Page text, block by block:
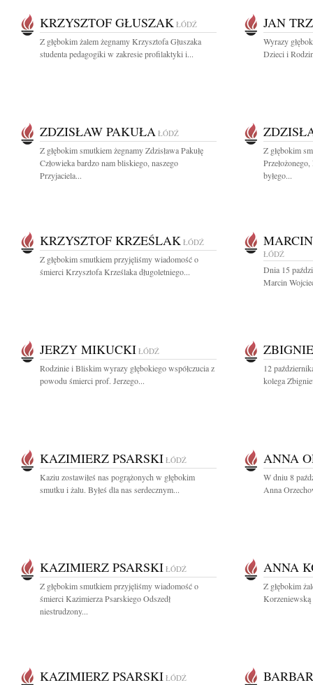
KRZYSZTOF GŁUSZAK ŁÓDŹ
Z głębokim żalem żegnamy Krzysztofa Głuszaka
studenta pedagogiki w zakresie profilaktyki i...
JAN
Wyrazy
Dzieci i
ZDZISŁAW PAKUŁA ŁÓDŹ
Z głębokim smutkiem żegnamy Zdzisława Pakułę
Człowieka bardzo nam bliskiego, naszego
Przyjaciela...
Z głębokim
byłego...
KRZYSZTOF KRZEŚLAK ŁÓDŹ
Z głębokim smutkiem przyjęliśmy wiadomość o
śmierci Krzysztofa Krześlaka długoletniego...
ŁÓDŹ
Dnia 15
Marcin
JERZY MIKUCKI ŁÓDŹ
Rodzinie i Bliskim wyrazy głębokiego współczucia z
powodu śmierci prof. Jerzego...
12
kolega
KAZIMIERZ PSARSKI ŁÓDŹ
Kaziu zostawiłeś nas pogrążonych w głębokim
smutku i żalu. Byłeś dla nas serdecznym...
ANNA
W dniu 8
Anna
KAZIMIERZ PSARSKI ŁÓDŹ
Z głębokim smutkiem przyjęliśmy wiadomość o
śmierci Kazimierza Psarskiego Odszedł
niestrudzony...
ANNA
Z głębokim
KAZIMIERZ PSARSKI ŁÓDŹ